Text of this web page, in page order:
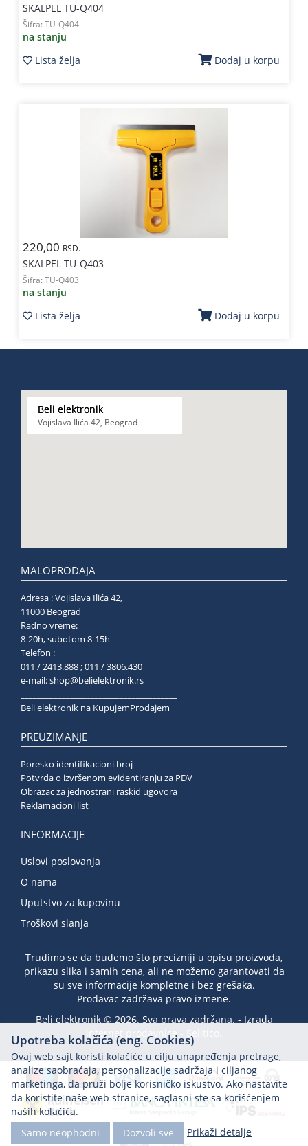
SKALPEL TU-Q404
Šifra: TU-Q404
na stanju
Lista želja
Dodaj u korpu
220,00 RSD.
SKALPEL TU-Q403
Šifra: TU-Q403
na stanju
Lista želja
Dodaj u korpu
Beli elektronik
Vojislava Ilića 42, Beograd
MALOPRODAJA
Adresa : Vojislava Ilića 42,
11000 Beograd
Radno vreme:
8-20h, subotom 8-15h
Telefon :
011 / 2413.888 ; 011 / 3806.430
e-mail:shop@belielektronik.rs
Beli elektronik na KupujemProdajem
PREUZIMANJE
Poresko identifikacioni broj
Potvrda o izvršenom evidentiranju za PDV
Obrazac za jednostrani raskid ugovora
Reklamacioni list
INFORMACIJE
Uslovi poslovanja
O nama
Uputstvo za kupovinu
Troškovi slanja
Trudimo se da budemo što precizniji u opisu proizvoda,
prikazu slika i samih cena, ali ne možemo garantovati da
su sve informacije kompletne i bez grešaka.
Prodavac zadržava pravo izmene.
Beli elektronik © 2026. Sva prava zadržana. - Izrada
internet prodavnice
Selltico.
Upotreba kolačića (eng. Cookies)
Ovaj web sajt koristi kolačiće u cilju unapređenja pretrage,
analize saobraćaja, personalizacije sadržaja i ciljanog
marketinga, da pruži bolje korisničko iskustvo. Ako nastavite
da koristite naše web stranice, saglasni ste sa korišćenjem
naših kolačića.
Samo neophodni
Dozvoli sve Prikaži detalje